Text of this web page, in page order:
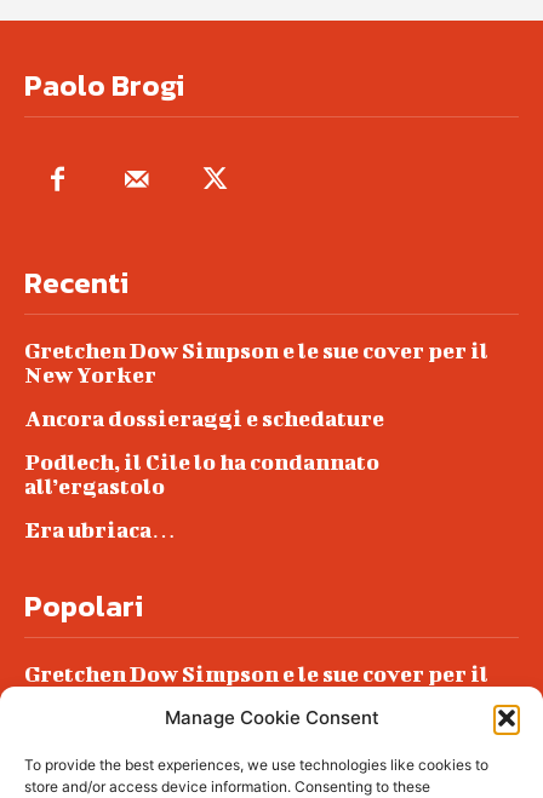
Manage Cookie Consent
To provide the best experiences, we use technologies like cookies to
store and/or access device information. Consenting to these
Paolo Brogi
Recenti
Gretchen Dow Simpson e le sue cover per il
New Yorker
Ancora dossieraggi e schedature
Podlech, il Cile lo ha condannato
all’ergastolo
Era ubriaca…
Popolari
Gretchen Dow Simpson e le sue cover per il
Podlech, il Cile lo ha condannato